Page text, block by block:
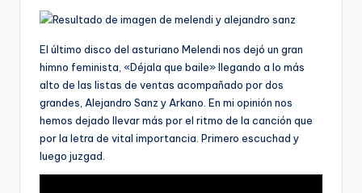
El último disco del asturiano Melendi nos dejó un gran
himno feminista, «Déjala que baile» llegando a lo más
alto de las listas de ventas acompañado por dos
grandes, Alejandro Sanz y Arkano. En mi opinión nos
hemos dejado llevar más por el ritmo de la canción que
por la letra de vital importancia. Primero escuchad y
luego juzgad.